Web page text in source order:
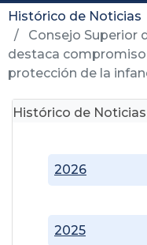
Histórico de Noticias
Consejo Superior
destaca
protección de la
Histórico de Noticias
2025
2026